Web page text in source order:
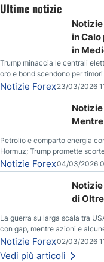
Ultime notizie
in Calo
in
Trump minaccia le centrali
oro e bond scendono per
correzione; il petrolio greggio
Notizie Forex23/03/2026
Petrolio e comparto energia
Hormuz; Trump promette
del gas naturale mette
Notizie Forex04/03/2026
Notizie
di
La guerra su larga scala tra
con gap, mentre azioni e
livelli da monitorare.
Notizie Forex02/03/2026
Vedi più articoli